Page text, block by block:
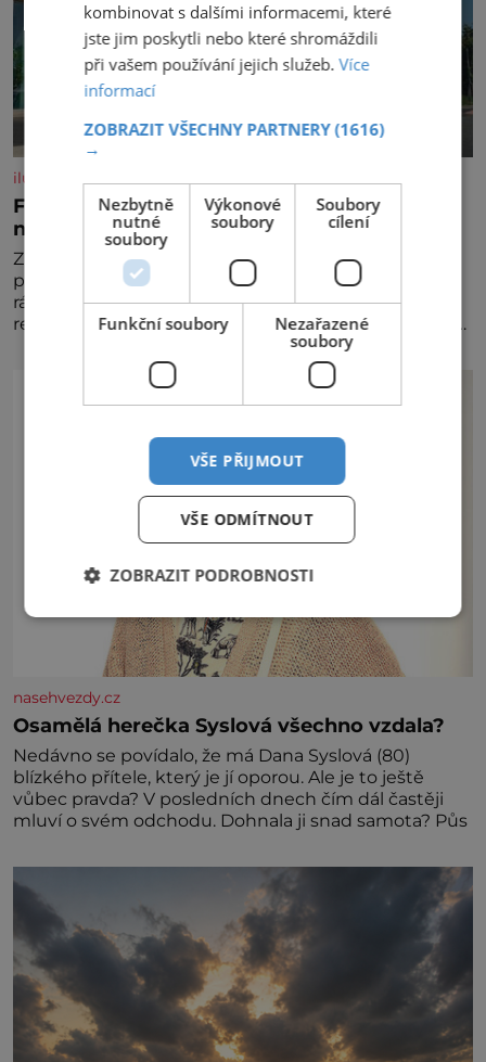
iluxus.cz
Ford dává český fotbal do pohybu. Stává se
novým partnerem FAČR
Značka Ford se od srpna 2026 stává novým
partnerem Fotbalové asociace České republiky. V
rámci tříleté spolupráce zajistí mobilitu asociace,
reprezentačních týmů i českého fotbalu v regionech.
nasehvezdy.cz
Osamělá herečka Syslová všechno vzdala?
Nedávno se povídalo, že má Dana Syslová (80)
blízkého přítele, který je jí oporou. Ale je to ještě
vůbec pravda? V posledních dnech čím dál častěji
mluví o svém odchodu. Dohnala ji snad samota? Půs
kombinovat s dalšími informacemi, které
jste jim poskytli nebo které shromáždili
při vašem používání jejich služeb.Více
informací
ZOBRAZIT VŠECHNY PARTNERY(1616)
→
Nezbytně
nutné
soubory
Výkonové
soubory
Soubory
cílení
Funkční soubory
Nezařazené
soubory
VŠE PŘIJMOUT
VŠE ODMÍTNOUT
ZOBRAZIT PODROBNOSTI